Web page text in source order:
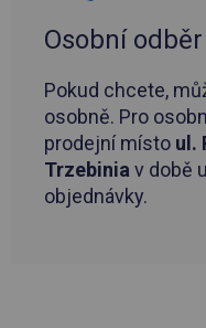
Osobní odběr
Pokud chcete,
osobně. Pro
prodejní místo ul.
Trzebiniav době
objednávky.